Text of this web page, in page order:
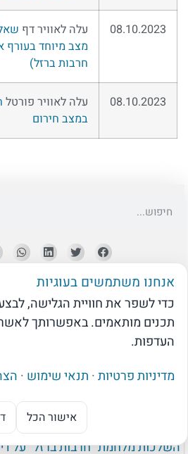
השלכות מלחמת "חרבות ברזל" על
08.10.2023 עלה לאוויר דף
חרבות ברזל)
08.10.2023 עלה לאוויר פורטל
במצב חירום
אנחנו משתמשים בעוגיות
כדי לשפר את חוויית הגלישה,
תכנים מותאמים. באפשרותך
העדפות.
מדיניות פרטיות· תנאי שימוש ·
אישור הכל